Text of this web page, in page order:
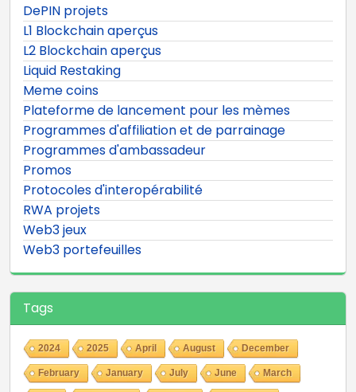
DePIN projets
L1 Blockchain aperçus
L2 Blockchain aperçus
Liquid Restaking
Meme coins
Plateforme de lancement pour les mèmes
Programmes d'affiliation et de parrainage
Programmes d'ambassadeur
Promos
Protocoles d'interopérabilité
RWA projets
Web3 jeux
Web3 portefeuilles
Tags
2024 2025 April August December
February January July June March